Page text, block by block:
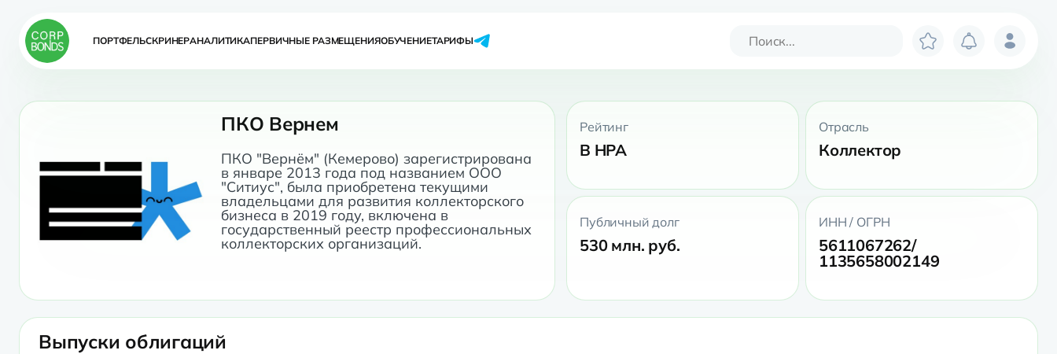
ПОРТФЕЛЬСКРИНЕРАНАЛИТИКАПЕРВИЧНЫЕ РАЗМЕЩЕНИЯОБУЧЕНИЕТАРИФЫ
ПКО Вернем
ПКО "Вернём" (Кемерово) зарегистрирована
в январе 2013 года под названием ООО
"Ситиус", была приобретена текущими
владельцами для развития коллекторского
бизнеса в 2019 году, включена в
государственный реестр профессиональных
Рейтинг
B НРА
Отрасль
Коллектор
Публичный долг
530 млн. руб.
ИНН / ОГРН
5611067262/
1135658002149
Выпуски облигаций